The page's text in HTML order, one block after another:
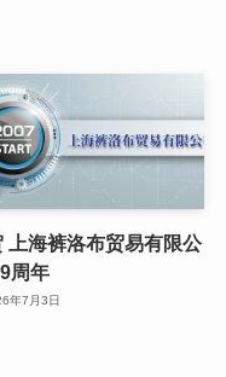
上海裤洛布贸易有限公
周年
年7月3日